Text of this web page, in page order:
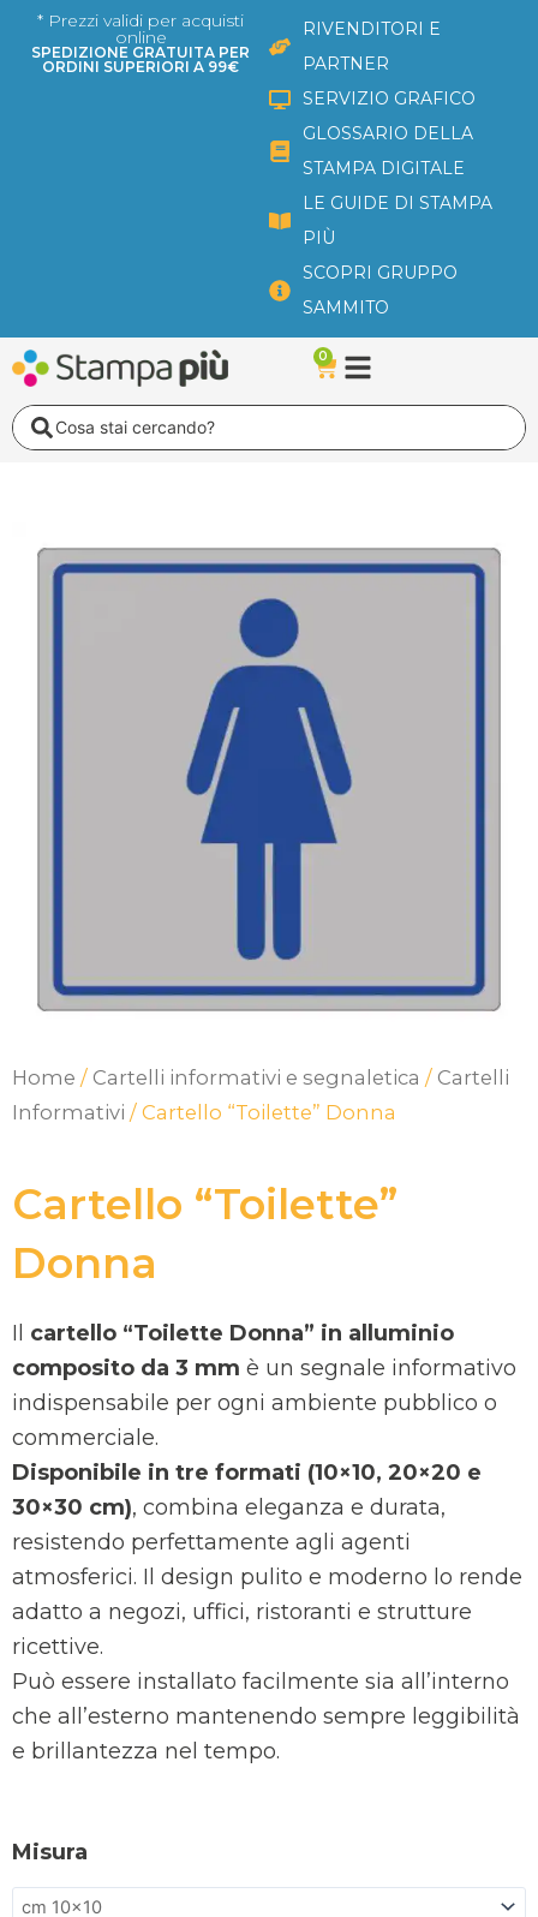
* Prezzi validi per acquisti
online
SPEDIZIONE GRATUITA PER
ORDINI SUPERIORI A 99€
RIVENDITORI E
PARTNER
SERVIZIO GRAFICO
GLOSSARIO DELLA
STAMPA DIGITALE
LE GUIDE DI STAMPA
PIÙ
SCOPRI GRUPPO
SAMMITO
0
Carrello
Search
Home / Cartelli informativi e segnaletica / Cartelli
Informativi / Cartello “Toilette” Donna
Cartello “Toilette”
Donna
Il cartello “Toilette Donna” in alluminio
composito da 3 mm è un segnale informativo
indispensabile per ogni ambiente pubblico o
commerciale.
Disponibile in tre formati (10×10, 20×20 e
30×30 cm), combina eleganza e durata,
resistendo perfettamente agli agenti
atmosferici. Il design pulito e moderno lo rende
adatto a negozi, uffici, ristoranti e strutture
ricettive.
Può essere installato facilmente sia all’interno
che all’esterno mantenendo sempre leggibilità
e brillantezza nel tempo.
Misura